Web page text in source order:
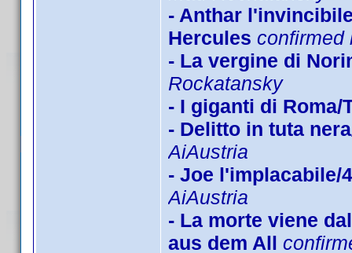
- Anthar
Hercules confirmed
- La vergine di
Rockatansky
- I giganti di Roma/
- Delitto in tuta
AiAustria
- Joe l'implacabile/
AiAustria
- La morte viene
aus dem All